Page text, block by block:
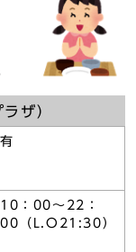
ザ）
有
10：00～22：
00（L.O21:30）